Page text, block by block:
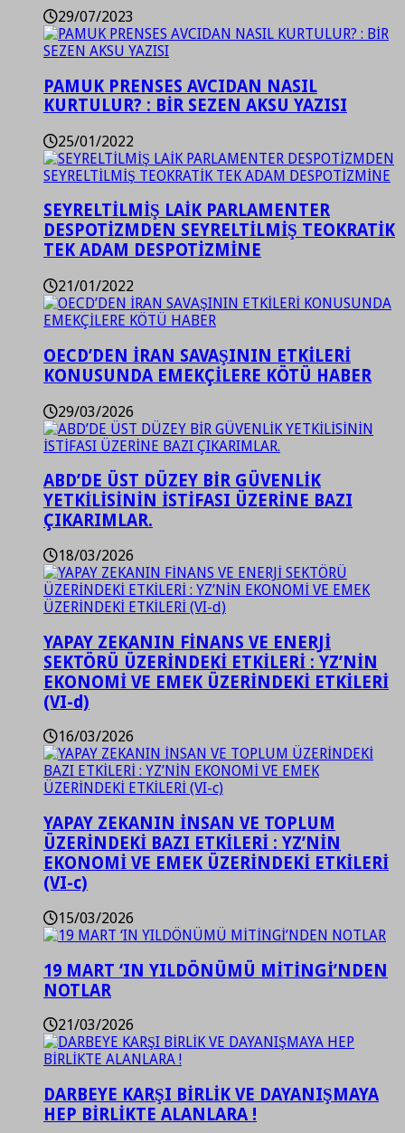
29/07/2023
PAMUK PRENSES AVCIDAN NASIL
KURTULUR? : BİR SEZEN AKSU YAZISI
25/01/2022
SEYRELTİLMİŞ LAİK PARLAMENTER
DESPOTİZMDEN SEYRELTİLMİŞ TEOKRATİK
TEK ADAM DESPOTİZMİNE
21/01/2022
OECD’DEN İRAN SAVAŞININ ETKİLERİ
KONUSUNDA EMEKÇİLERE KÖTÜ HABER
29/03/2026
ABD’DE ÜST DÜZEY BİR GÜVENLİK
YETKİLİSİNİN İSTİFASI ÜZERİNE BAZI
ÇIKARIMLAR.
18/03/2026
YAPAY ZEKANIN FİNANS VE ENERJİ
SEKTÖRÜ ÜZERİNDEKİ ETKİLERİ : YZ’NİN
EKONOMİ VE EMEK ÜZERİNDEKİ ETKİLERİ
(VI-d)
16/03/2026
YAPAY ZEKANIN İNSAN VE TOPLUM
ÜZERİNDEKİ BAZI ETKİLERİ : YZ’NİN
EKONOMİ VE EMEK ÜZERİNDEKİ ETKİLERİ
(VI-c)
15/03/2026
19 MART ‘IN YILDÖNÜMÜ MİTİNGİ’NDEN
NOTLAR
21/03/2026
DARBEYE KARŞI BİRLİK VE DAYANIŞMAYA
HEP BİRLİKTE ALANLARA !